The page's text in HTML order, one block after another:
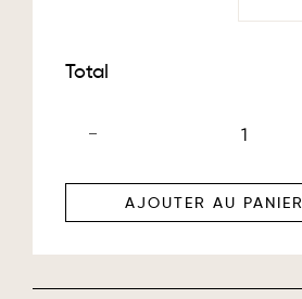
Total
AJOUTER AU PANIER